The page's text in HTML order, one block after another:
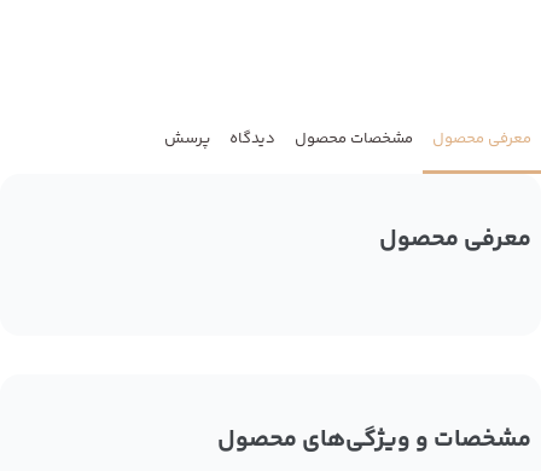
معرفی محصول مشخصات محصول دیدگاه پرسش
معرفی محصول
مشخصات و ویژگی‌های محصول